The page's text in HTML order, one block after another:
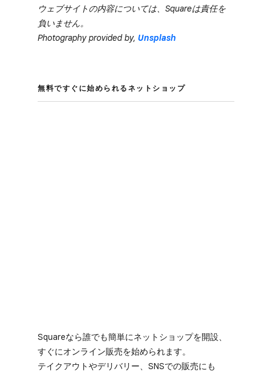
ウェブサイトの​内容に​ついては、​Squareは​責任を​
負いません。
Photography provided by, Unsplash
無料ですぐに​始められる​ネットショップ
Squareなら誰でも​簡単に​ネットショップを​開設、​
すぐに​オンライン販売を​始められます。​
テイクアウトや​デリバリー、​SNSでの​販売にも​